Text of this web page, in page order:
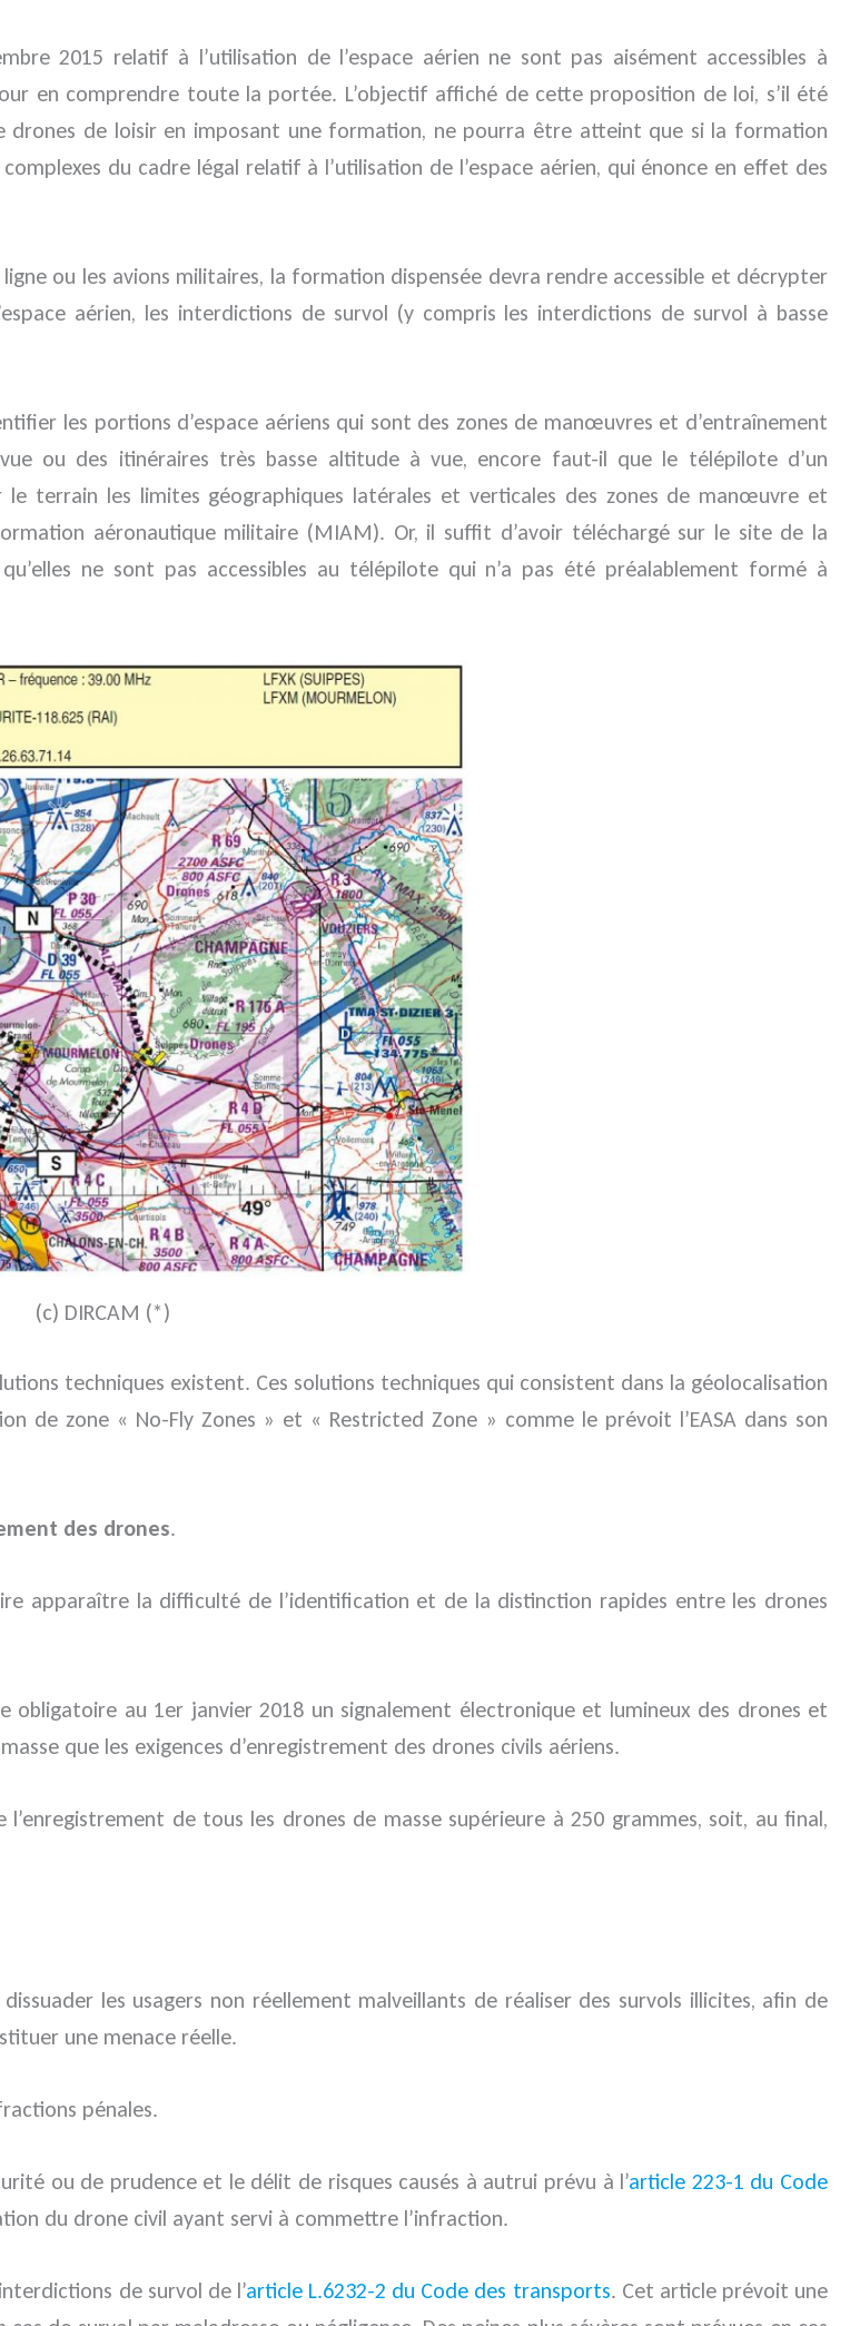
2015 relatif à l’utilisation de l’espace aérien ne sont pas aisément accessibles à
en comprendre toute la portée. L’objectif affiché de cette proposition de loi, s’il été
drones de loisir en imposant une formation, ne pourra être atteint que si la formation
du cadre légal relatif à l’utilisation de l’espace aérien, qui énonce en effet des
ou les avions militaires, la formation dispensée devra rendre accessible et décrypter
aérien, les interdictions de survol (y compris les interdictions de survol à basse
les portions d’espace aériens qui sont des zones de manœuvres et d’entraînement
ou des itinéraires très basse altitude à vue, encore faut-il que le télépilote d’un
terrain les limites géographiques latérales et verticales des zones de manœuvre et
aéronautique militaire (MIAM). Or, il suffit d’avoir téléchargé sur le site de la
ne sont pas accessibles au télépilote qui n’a pas été préalablement formé à
(c) DIRCAM (*)
techniques existent. Ces solutions techniques qui consistent dans la géolocalisation
de zone « No-Fly Zones » et « Restricted Zone » comme le prévoit l’EASA dans son
des drones.
apparaître la difficulté de l’identification et de la distinction rapides entre les drones
au 1er janvier 2018 un signalement électronique et lumineux des drones et
que les exigences d’enregistrement des drones civils aériens.
de tous les drones de masse supérieure à 250 grammes, soit, au final,
les usagers non réellement malveillants de réaliser des survols illicites, afin de
une menace réelle.
pénales.
ou de prudence et le délit de risques causés à autrui prévu à l’article 223-1 du Code
du drone civil ayant servi à commettre l’infraction.
de survol de l’article L.6232-2 du Code des transports. Cet article prévoit une